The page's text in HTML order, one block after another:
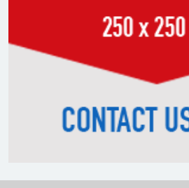
বিএনপির
সংসদে
নিপীড়নের